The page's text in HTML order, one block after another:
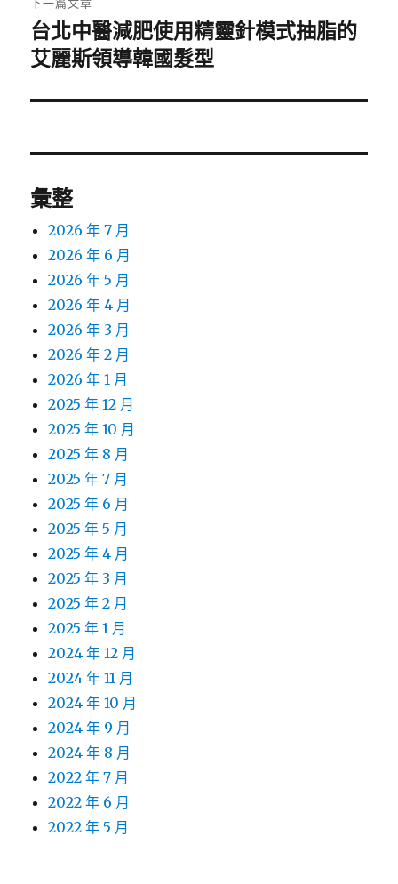
下
一
文
台北中醫減肥使用精靈針模式抽脂的
艾麗斯領導韓國髮型
彙整
2026 年 7 月
2026 年 6 月
2026 年 5 月
2026 年 4 月
2026 年 3 月
2026 年 2 月
2026 年 1 月
2025 年 12 月
2025 年 10 月
2025 年 8 月
2025 年 7 月
2025 年 6 月
2025 年 5 月
2025 年 4 月
2025 年 3 月
2025 年 2 月
2025 年 1 月
2024 年 12 月
2024 年 11 月
2024 年 10 月
2024 年 9 月
2024 年 8 月
2022 年 7 月
2022 年 6 月
2022 年 5 月